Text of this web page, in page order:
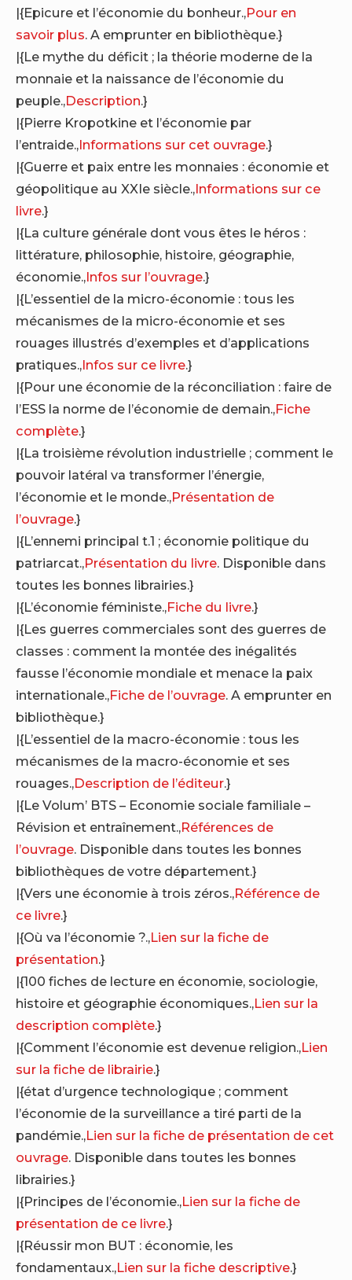
|{Epicure et l’économie du bonheur.,Pour en
savoir plus. A emprunter en bibliothèque.}
|{Le mythe du déficit ; la théorie moderne de la
monnaie et la naissance de l’économie du
peuple.,Description.}
|{Pierre Kropotkine et l’économie par
l’entraide.,Informations sur cet ouvrage.}
|{Guerre et paix entre les monnaies : économie et
géopolitique au XXIe siècle.,Informations sur ce
livre.}
|{La culture générale dont vous êtes le héros :
littérature, philosophie, histoire, géographie,
économie.,Infos sur l’ouvrage.}
|{L’essentiel de la micro-économie : tous les
mécanismes de la micro-économie et ses
rouages illustrés d’exemples et d’applications
pratiques.,Infos sur ce livre.}
|{Pour une économie de la réconciliation : faire de
l’ESS la norme de l’économie de demain.,Fiche
complète.}
|{La troisième révolution industrielle ; comment le
pouvoir latéral va transformer l’énergie,
l’économie et le monde.,Présentation de
l’ouvrage.}
|{L’ennemi principal t.1 ; économie politique du
patriarcat.,Présentation du livre. Disponible dans
toutes les bonnes librairies.}
|{L’économie féministe.,Fiche du livre.}
|{Les guerres commerciales sont des guerres de
classes : comment la montée des inégalités
fausse l’économie mondiale et menace la paix
internationale.,Fiche de l’ouvrage. A emprunter en
bibliothèque.}
|{L’essentiel de la macro-économie : tous les
mécanismes de la macro-économie et ses
rouages.,Description de l’éditeur.}
|{Le Volum’ BTS – Economie sociale familiale –
Révision et entraînement.,Références de
l’ouvrage. Disponible dans toutes les bonnes
bibliothèques de votre département.}
|{Vers une économie à trois zéros.,Référence de
ce livre.}
|{Où va l’économie ?.,Lien sur la fiche de
présentation.}
|{100 fiches de lecture en économie, sociologie,
histoire et géographie économiques.,Lien sur la
description complète.}
|{Comment l’économie est devenue religion.,Lien
sur la fiche de librairie.}
|{état d’urgence technologique ; comment
l’économie de la surveillance a tiré parti de la
pandémie.,Lien sur la fiche de présentation de cet
ouvrage. Disponible dans toutes les bonnes
librairies.}
|{Principes de l’économie.,Lien sur la fiche de
présentation de ce livre.}
|{Réussir mon BUT : économie, les
fondamentaux.,Lien sur la fiche descriptive.}